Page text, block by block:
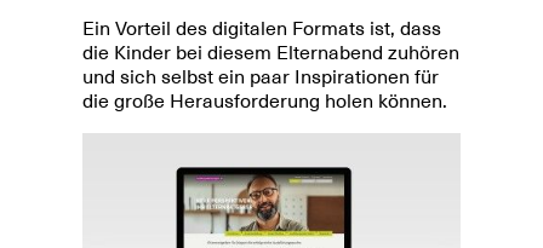
Ein Vorteil des digitalen Formats ist, dass
die Kinder bei diesem Elternabend zuhören
und sich selbst ein paar Inspirationen für
die große Herausforderung holen können.